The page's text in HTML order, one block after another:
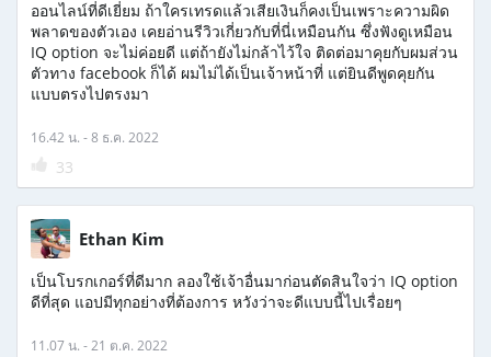
ออนไลน์ที่ดีเยี่ยม ถ้าใครเทรดแล้วเสียเงินก็คงเป็นเพราะความผิด
พลาดของตัวเอง เคยอ่านรีวิวเกี่ยวกับที่นี่เหมือนกัน ซึ่งฟังดูเหมือน
IQ option จะไม่ค่อยดี แต่ถ้ายังไม่กล้าไว้ใจ ติดต่อมาคุยกับผมส่วน
ตัวทาง facebook ก็ได้ ผมไม่ได้เป็นเจ้าหน้าที่ แต่ยินดีพูดคุยกัน
แบบตรงไปตรงมา
16.42 น. - 8 ธ.ค. 2022
33
Ethan Kim
เป็นโบรกเกอร์ที่ดีมาก ลองใช้เจ้าอื่นมาก่อนตัดสินใจว่า IQ option
ดีที่สุด แอปมีทุกอย่างที่ต้องการ หวังว่าจะดีแบบนี้ไปเรื่อยๆ
11.07 น. - 21 ต.ค. 2022